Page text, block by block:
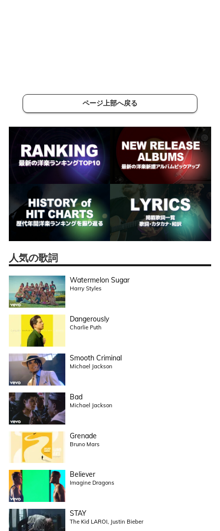
ページ上部へ戻る
人気の歌詞
Watermelon Sugar
Harry Styles
Dangerously
Charlie Puth
Smooth Criminal
Michael Jackson
Bad
Michael Jackson
Grenade
Bruno Mars
Believer
Imagine Dragons
STAY
The Kid LAROI, Justin Bieber